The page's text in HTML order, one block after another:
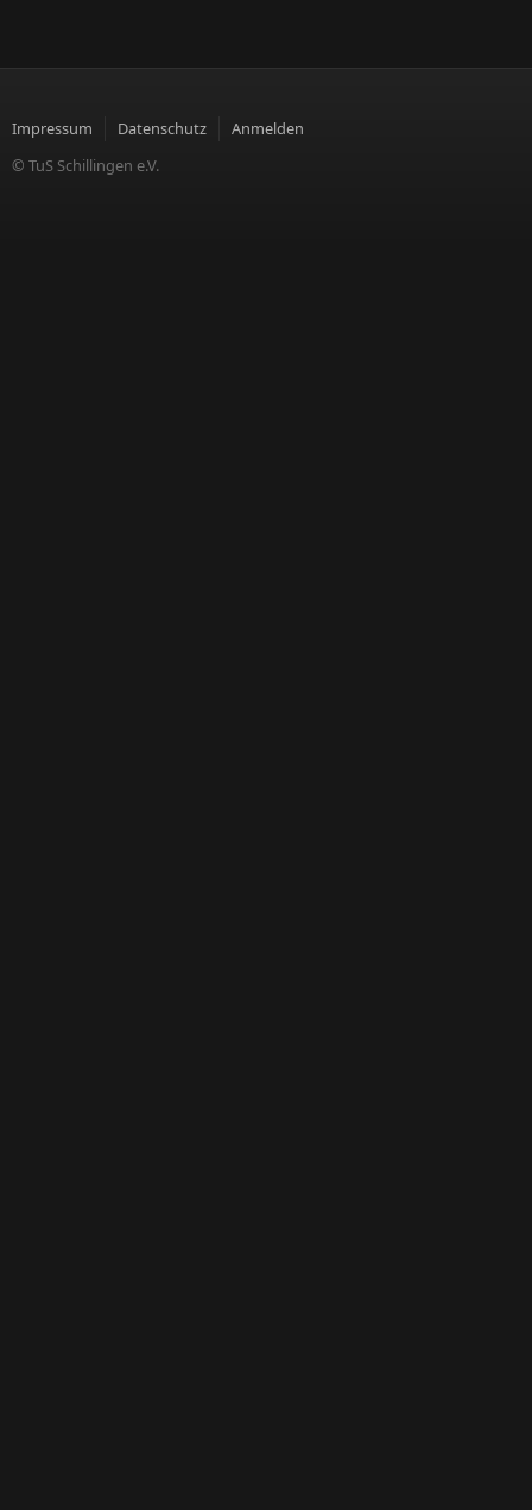
Impressum Datenschutz
Anmelden
© TuS Schillingen e.V.